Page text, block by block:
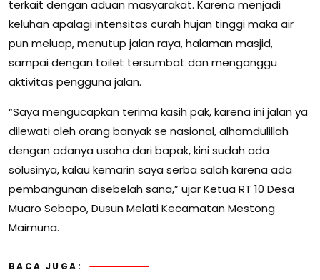
terkait dengan aduan masyarakat. Karena menjadi
keluhan apalagi intensitas curah hujan tinggi maka air
pun meluap, menutup jalan raya, halaman masjid,
sampai dengan toilet tersumbat dan menganggu
aktivitas pengguna jalan.
“Saya mengucapkan terima kasih pak, karena ini jalan ya
dilewati oleh orang banyak se nasional, alhamdulillah
dengan adanya usaha dari bapak, kini sudah ada
solusinya, kalau kemarin saya serba salah karena ada
pembangunan disebelah sana,” ujar Ketua RT 10 Desa
Muaro Sebapo, Dusun Melati Kecamatan Mestong
Maimuna.
BACA JUGA: